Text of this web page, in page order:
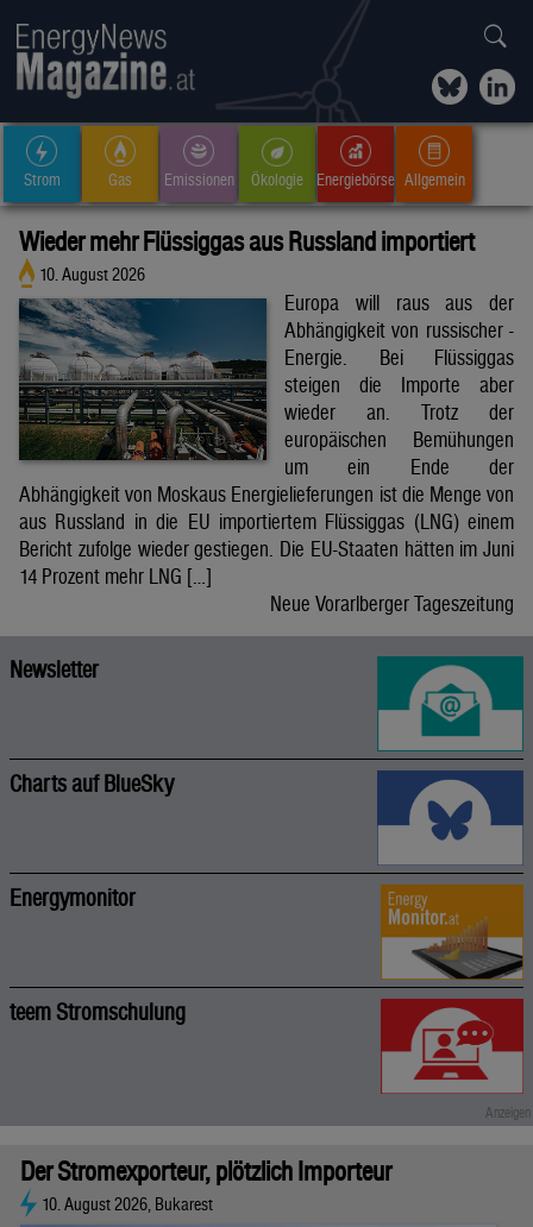
Strom Gas Emissionen Ökologie Energiebörse Allgemein
Wieder mehr Flüssiggas aus Russland importiert
10. August 2026
Europa will raus aus der
Abhängigkeit von russischer -
Energie. Bei Flüssiggas
steigen die Importe aber
wieder an. Trotz der
europäischen Bemühungen
um ein Ende der
Abhängigkeit von Moskaus Energielieferungen ist die Menge von
aus Russland in die EU importiertem Flüssiggas (LNG) einem
Bericht zufolge wieder gestiegen. Die EU-Staaten hätten im Juni
14 Prozent mehr LNG […]
Neue Vorarlberger Tageszeitung
Newsletter
Charts auf BlueSky
Energymonitor
teem Stromschulung
Der Stromexporteur, plötzlich Importeur
10. August 2026, Bukarest